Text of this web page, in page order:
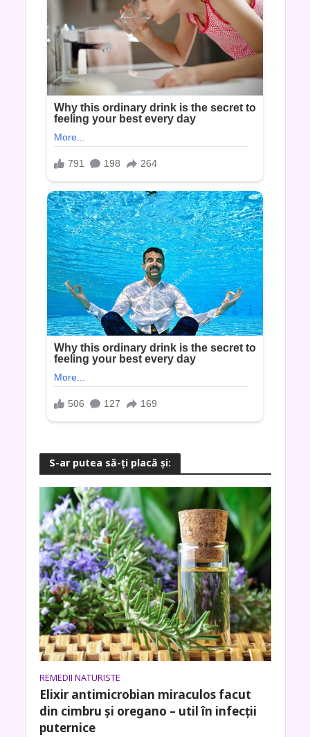
S-ar putea să-ţi placă şi:
REMEDII NATURISTE
Elixir antimicrobian miraculos facut
din cimbru și oregano – util în infecții
puternice